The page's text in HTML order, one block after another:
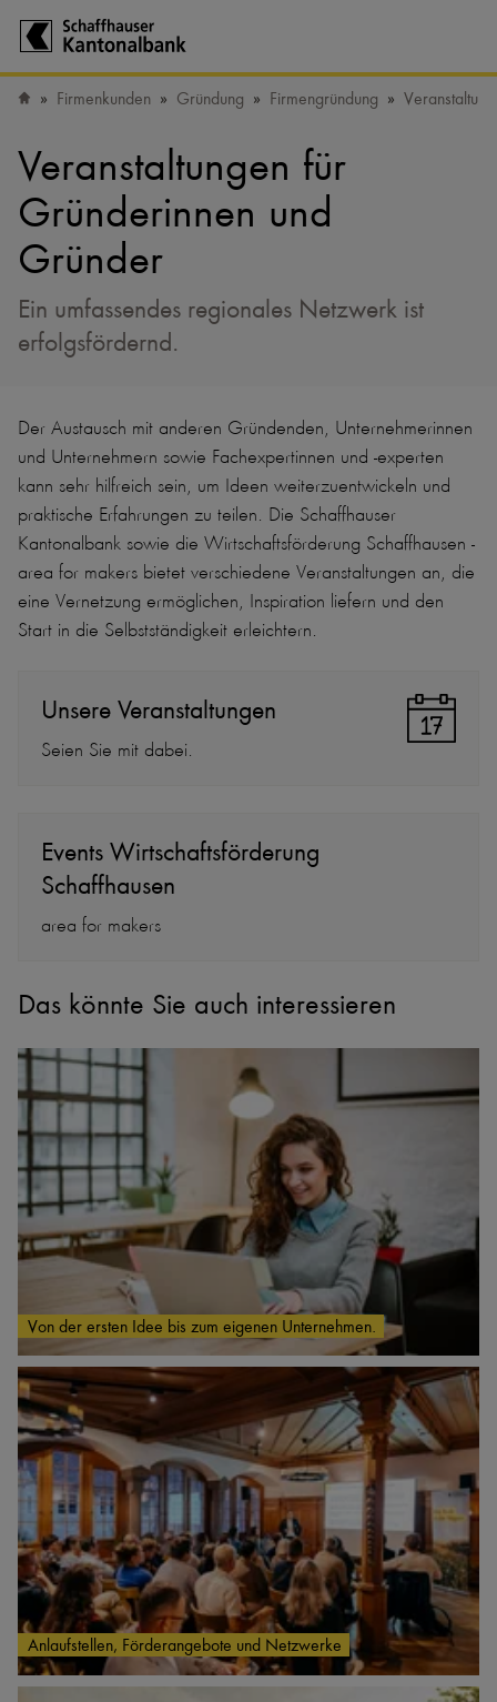
Firmenkunden Gründung Firmengründung
Veranstaltungen für
Gründerinnen und
Gründer
Ein umfassendes regionales Netzwerk ist
erfolgsfördernd.
Der Austausch mit anderen Gründenden, Unternehmerinnen
und Unternehmern sowie Fachexpertinnen und -experten
kann sehr hilfreich sein, um Ideen weiterzuentwickeln und
praktische Erfahrungen zu teilen. Die Schaffhauser
Kantonalbank sowie die Wirtschaftsförderung Schaffhausen -
area for makers bietet verschiedene Veranstaltungen an, die
eine Vernetzung ermöglichen, Inspiration liefern und den
Start in die Selbstständigkeit erleichtern.
Unsere Veranstaltungen
Seien Sie mit dabei.
Events Wirtschaftsförderung
Schaffhausen
area for makers
Das könnte Sie auch interessieren
Von der ersten Idee bis zum eigenen Unternehmen.
Anlaufstellen, Förderangebote und Netzwerke